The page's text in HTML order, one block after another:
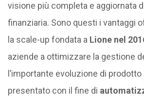
visione più completa e aggiornata
finanziaria. Sono questi i vantaggi
la scale-up fondata a Lione nel
aziende a ottimizzare la gestione
l’importante evoluzione di prodotto
presentato con il fine di